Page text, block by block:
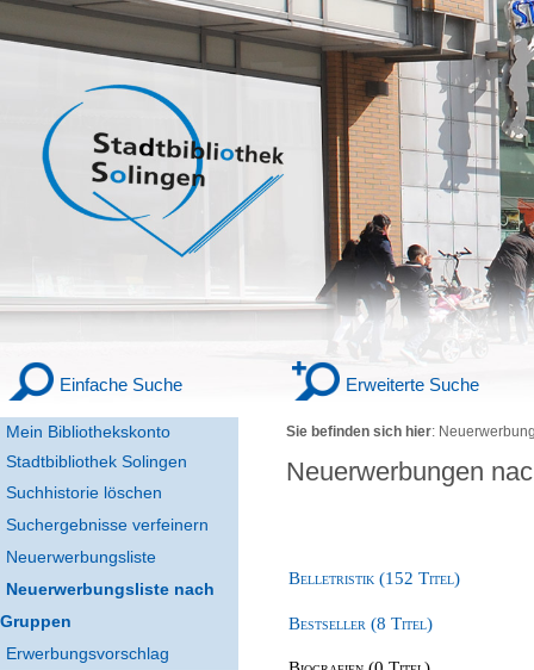
Mein Bibliothekskonto
Stadtbibliothek Solingen
Einfache Suche Erweiterte Suche
Suchhistorie löschen
Suchergebnisse verfeinern
Neuerwerbungsliste
Neuerwerbungsliste nach
Gruppen
Erwerbungsvorschlag
Sie befinden sich hier:
Neuerwerbungen
Belletristik (152 Titel)
Bestseller (8 Titel)